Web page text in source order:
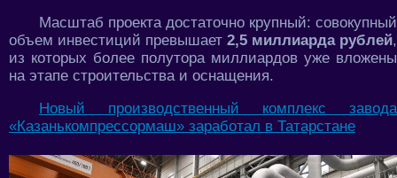
Масштаб проекта достаточно крупный: совокупный
объем инвестиций превышает 2,5 миллиарда рублей,
из которых более полутора миллиардов уже вложены
на этапе строительства и оснащения.
Новый производственный комплекс завода
«Казанькомпрессормаш» заработал в Татарстане